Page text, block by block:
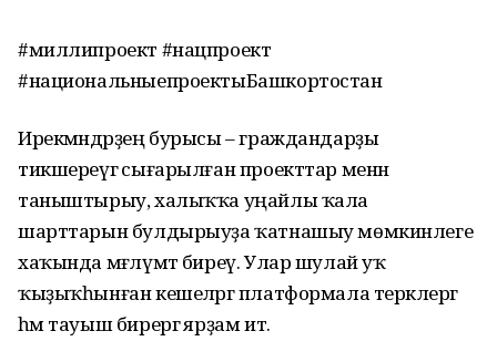
#миллипроект #нацпроект
#национальныепроектыБашкортостан
Ирекмәндәрҙең бурысы – граждандарҙы
тикшереүгә сығарылған проекттар менән
таныштырыу, халыҡҡа уңайлы ҡала
шарттарын булдырыуҙа ҡатнашыу мөмкинлеге
хаҡында мәғлүмәт биреү. Улар шулай уҡ
ҡыҙыҡһынған кешеләргә платформала теркәлергә
һәм тауыш бирергә ярҙам итә.